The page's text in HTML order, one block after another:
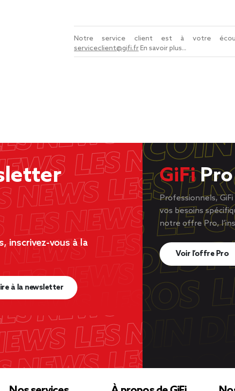
Notre service client est à votre
serviceclient@gifi.frEn savoir plus...
inscrivez-vous à la
à la newsletter
GiFiPro
Professionnels,
vos besoins
notre offre Pro,
Voir l’offre Pro